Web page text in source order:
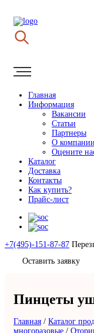
Главная
Информация
Вакансии
Статьи
Партнеры
О компании
Оцените
Каталог
Доставка
Контакты
Как купить?
Прайс-лист
+7(495)-151-87-87
Оставить заявку
Пинцеты
Главная / Каталог
многоразовые /